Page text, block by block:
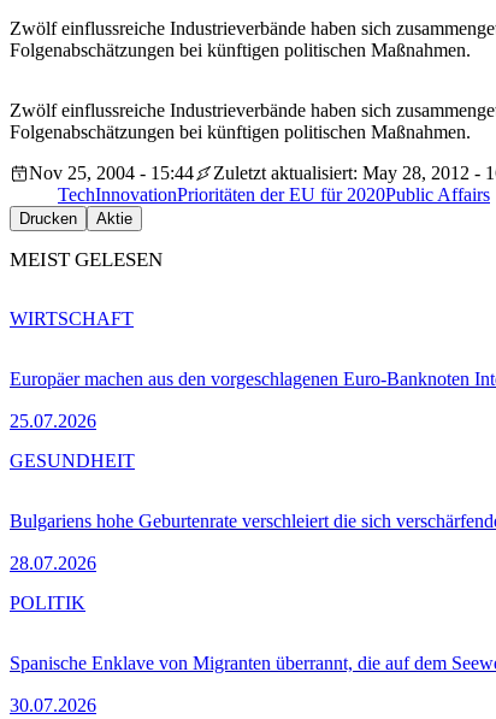
Zwölf einflussreiche Industrieverbände haben sich
Folgenabschätzungen bei künftigen politischen Maßnahmen.
Zwölf einflussreiche Industrieverbände haben sich
Folgenabschätzungen bei künftigen politischen Maßnahmen.
Nov 25, 2004 - 15:44
Zuletzt aktualisiert: May 28, 2012 -
TechInnovationPrioritäten der EU für 2020Public Affairs
Drucken Aktie
MEIST GELESEN
Europäer machen aus den vorgeschlagenen Euro-Banknoten
25.07.2026
WIRTSCHAFT
Bulgariens hohe Geburtenrate verschleiert die sich
28.07.2026
GESUNDHEIT
Spanische Enklave von Migranten überrannt, die auf dem
30.07.2026
POLITIK